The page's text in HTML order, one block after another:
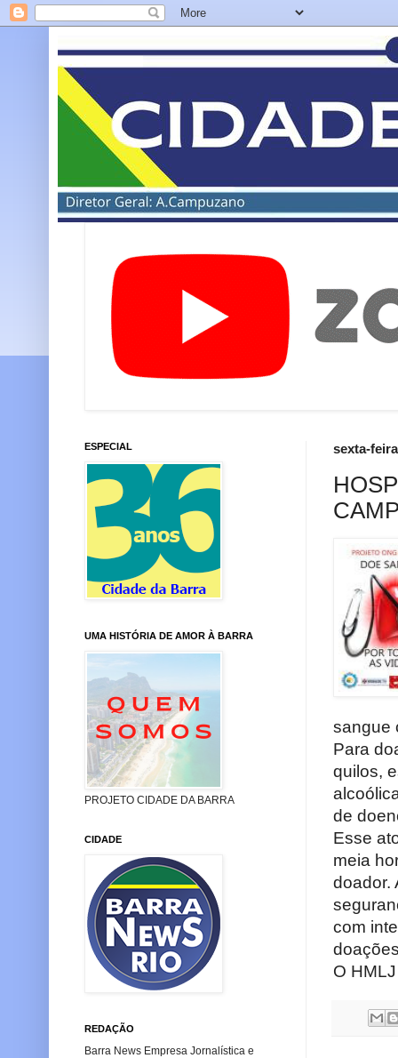
sexta-
sangue
Para
quilos,
de
Esse
meia
doador.
com
O
ESPECIAL
UMA HISTÓRIA DE AMOR À BARRA
PROJETO CIDADE DA BARRA
CIDADE
REDAÇÃO
Barra News Empresa Jornalística e